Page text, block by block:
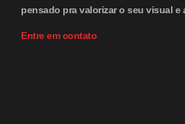
pensado pra valorizar o seu visual e
Entre em contato